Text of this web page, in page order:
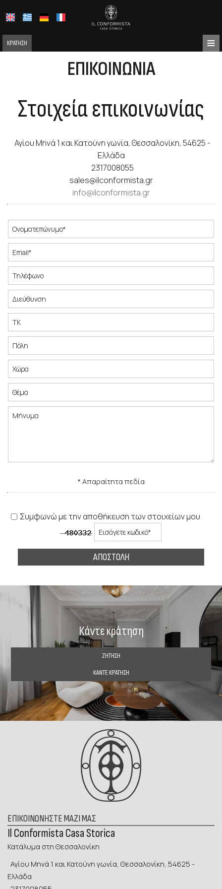
≡
ΚΡΆΤΗΣΗ
ΑΡΧΙΚΉ
ΤΟΠΟΘΕΣΊΑ
ΠΑΡΟΧΈΣ
ΦΩΤΟΓΡΑΦΊΕΣ
ΖΉΤΗΣΗ
ΕΠΙΚΟΙΝΩΝΊΑ
ΕΠΙΚΟΙΝΩΝΊΑ
Στοιχεία επικοινωνίας
Αγίου Μηνά 1 και Κατούνη γωνία, Θεσσαλονίκη, 54625 -
Ελλάδα
2317008055
sales@ilconformista.gr
info@ilconformista.gr
* Απαραίτητα πεδία
Συμφωνώ με την αποθήκευση των στοιχείων μου
ΑΠΟΣΤΟΛΉ
Κάντε κράτηση
ΖΉΤΗΣΗ
ΚΆΝΤΕ ΚΡΆΤΗΣΗ
ΕΠΙΚΟΙΝΩΝΉΣΤΕ ΜΑΖΊ ΜΑΣ
Il Conformista Casa Storica
Κατάλυμα στη Θεσσαλονίκη
Αγίου Μηνά 1 και Κατούνη γωνία, Θεσσαλονίκη, 54625 -
Ελλάδα